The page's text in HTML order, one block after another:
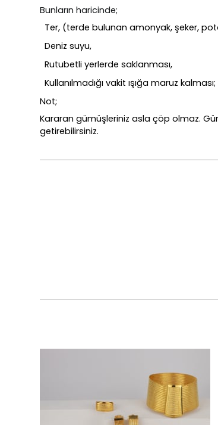
Bunların haricinde;
Ter, (terde bulunan amonyak, şeker,
Deniz suyu,
Rutubetli yerlerde saklanması,
Kullanılmadığı vakit ışığa maruz
Not;
Kararan gümüşleriniz asla çöp olmaz.
getirebilirsiniz.